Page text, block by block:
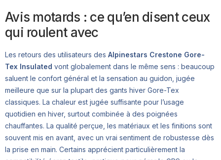
Avis motards : ce qu’en disent ceux
qui roulent avec
Les retours des utilisateurs des Alpinestars Crestone Gore-
Tex Insulated vont globalement dans le même sens : beaucoup
saluent le confort général et la sensation au guidon, jugée
meilleure que sur la plupart des gants hiver Gore-Tex
classiques. La chaleur est jugée suffisante pour l’usage
quotidien en hiver, surtout combinée à des poignées
chauffantes. La qualité perçue, les matériaux et les finitions sont
souvent mis en avant, avec un vrai sentiment de robustesse dès
la prise en main. Certains apprécient particulièrement la